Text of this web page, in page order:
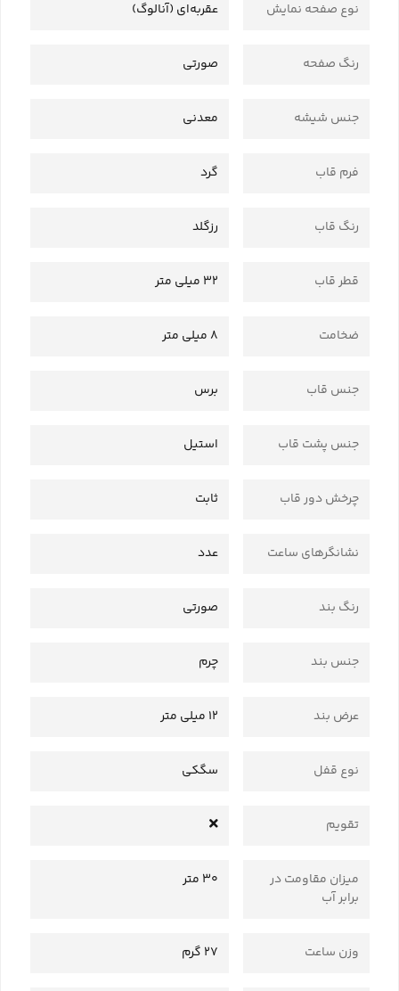
نوع صفحه نمایش عقربه‌ای (آنالوگ)
رنگ صفحه صورتی
جنس شیشه معدنی
فرم قاب گرد
رنگ قاب رزگلد
قطر قاب 32 میلی متر
ضخامت 8 میلی متر
جنس قاب برس
جنس پشت قاب استیل
چرخش دور قاب ثابت
نشانگرهای ساعت عدد
رنگ بند صورتی
جنس بند چرم
عرض بند 12 میلی متر
نوع قفل سگکی
تقویم
میزان مقاومت در
برابر آب
30 متر
وزن ساعت 27 گرم